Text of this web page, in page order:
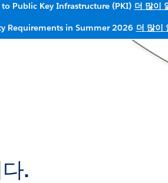
Public Key Infrastructure (PKI) 더 많이
Requirements in Summer 2026 더 많이
.